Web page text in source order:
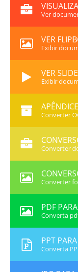
Ver
VER
Exibir
VER
Exibir
Converter
Converter
Converter
PDF
Converta
PPT
Converta